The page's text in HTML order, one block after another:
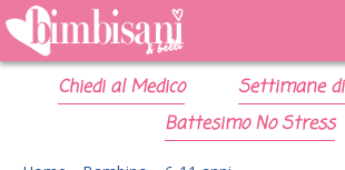
Chiedi al Medico
Settimane
Battesimo No Stress